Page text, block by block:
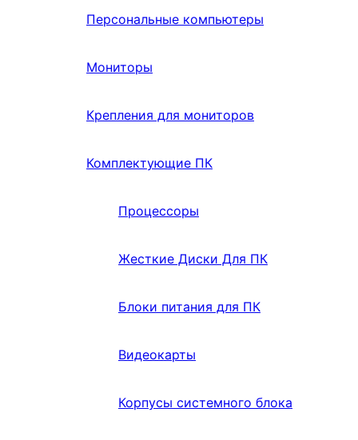
Персональные компьютеры
Мониторы
Крепления для мониторов
Комплектующие ПК
Процессоры
Жесткие Диски Для ПК
Блоки питания для ПК
Видеокарты
Корпусы системного блока